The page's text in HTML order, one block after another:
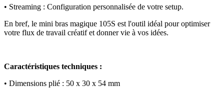
• Streaming : Configuration personnalisée de votre setup.
En bref, le mini bras magique 105S est l'outil idéal pour optimiser
votre flux de travail créatif et donner vie à vos idées.
Caractéristiques techniques :
• Dimensions plié : 50 x 30 x 54 mm